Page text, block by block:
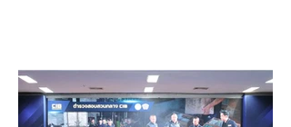
อย่ารอให้มีอาการ เพราะ "ไม่มีอาการ"
ไม่ได้หมายความว่าไม่มีโรค พร้อม